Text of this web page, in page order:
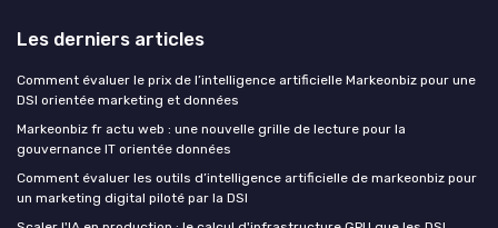
Les derniers articles
Comment évaluer le prix de l’intelligence artificielle Markeonbiz pour une
DSI orientée marketing et données
Markeonbiz fr actu web : une nouvelle grille de lecture pour la
gouvernance IT orientée données
Comment évaluer les outils d’intelligence artificielle de markeonbiz pour
un marketing digital piloté par la DSI